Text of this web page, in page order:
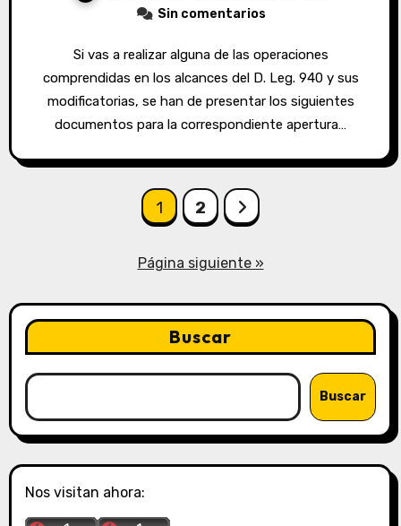
Sin comentarios
Si vas a realizar alguna de las operaciones
comprendidas en los alcances del D. Leg. 940 y sus
modificatorias, se han de presentar los siguientes
documentos para la correspondiente apertura…
1 2
Página siguiente »
Buscar
Buscar
Nos visitan ahora: